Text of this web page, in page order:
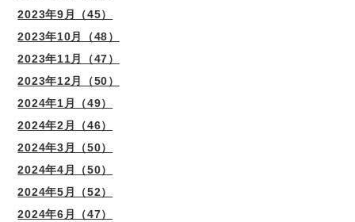
2023年9月（45）
2023年10月（48）
2023年11月（47）
2023年12月（50）
2024年1月（49）
2024年2月（46）
2024年3月（50）
2024年4月（50）
2024年5月（52）
2024年6月（47）